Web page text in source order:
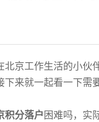
北京工作生活的小伙
来就一起看一下需
积分落户 困难吗，实